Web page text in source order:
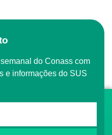
e informações do SUS